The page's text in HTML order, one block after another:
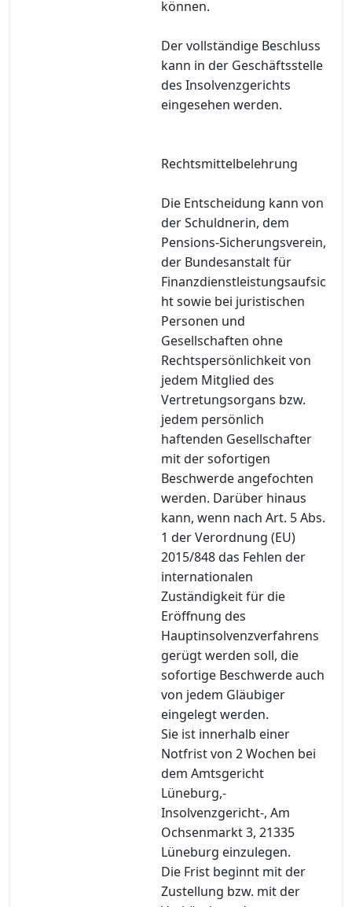
können.
Der vollständige Beschluss
kann in der Geschäftsstelle
des Insolvenzgerichts
eingesehen werden.
Rechtsmittelbelehrung
Die Entscheidung kann von
der Schuldnerin, dem
Pensions-Sicherungsverein,
der Bundesanstalt für
Finanzdienstleistungsaufsic
ht sowie bei juristischen
Personen und
Gesellschaften ohne
Rechtspersönlichkeit von
jedem Mitglied des
Vertretungsorgans bzw.
jedem persönlich
haftenden Gesellschafter
mit der sofortigen
Beschwerde angefochten
werden. Darüber hinaus
kann, wenn nach Art. 5 Abs.
1 der Verordnung (EU)
2015/848 das Fehlen der
internationalen
Zuständigkeit für die
Eröffnung des
Hauptinsolvenzverfahrens
gerügt werden soll, die
sofortige Beschwerde auch
von jedem Gläubiger
eingelegt werden.
Sie ist innerhalb einer
Notfrist von 2 Wochen bei
dem Amtsgericht
Lüneburg,-
Insolvenzgericht-, Am
Ochsenmarkt 3, 21335
Lüneburg einzulegen.
Die Frist beginnt mit der
Zustellung bzw. mit der